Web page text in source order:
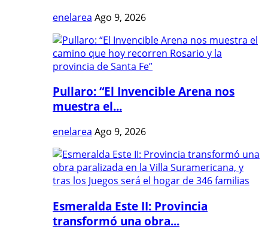
enelarea Ago 9, 2026
Pullaro: “El Invencible Arena nos
muestra el...
enelarea Ago 9, 2026
Esmeralda Este II: Provincia
transformó una obra...